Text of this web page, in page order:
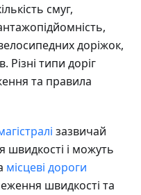
смуг,
доріжок,
Різні типи доріг
та правила
зазвичай
і можуть
місцеві дороги
швидкості та